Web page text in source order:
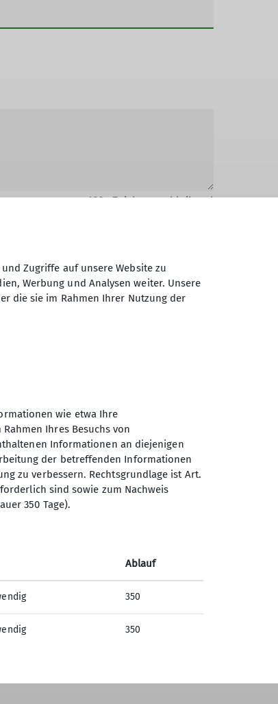
1024Zeichen verbleibend
gesichert und zum
Sektion Offenburg des
Deutschen Alpenvereins e.V.
Telefon +497819709190
Zugriffe auf unsere Website zu
Werbung und Analysen weiter. Unsere
die sie im Rahmen Ihrer Nutzung der
wie etwa Ihre
Ihres Besuchs von
Informationen an diejenigen
der betreffenden Informationen
zu verbessern. Rechtsgrundlage ist Art.
sind sowie zum Nachweis
350 Tage).
Ablauf
350
350